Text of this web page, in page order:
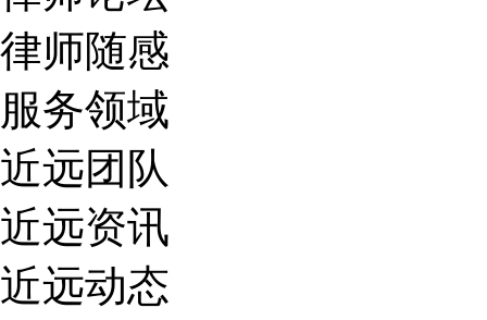
律师随感
服务领域
近远团队
近远资讯
近远动态